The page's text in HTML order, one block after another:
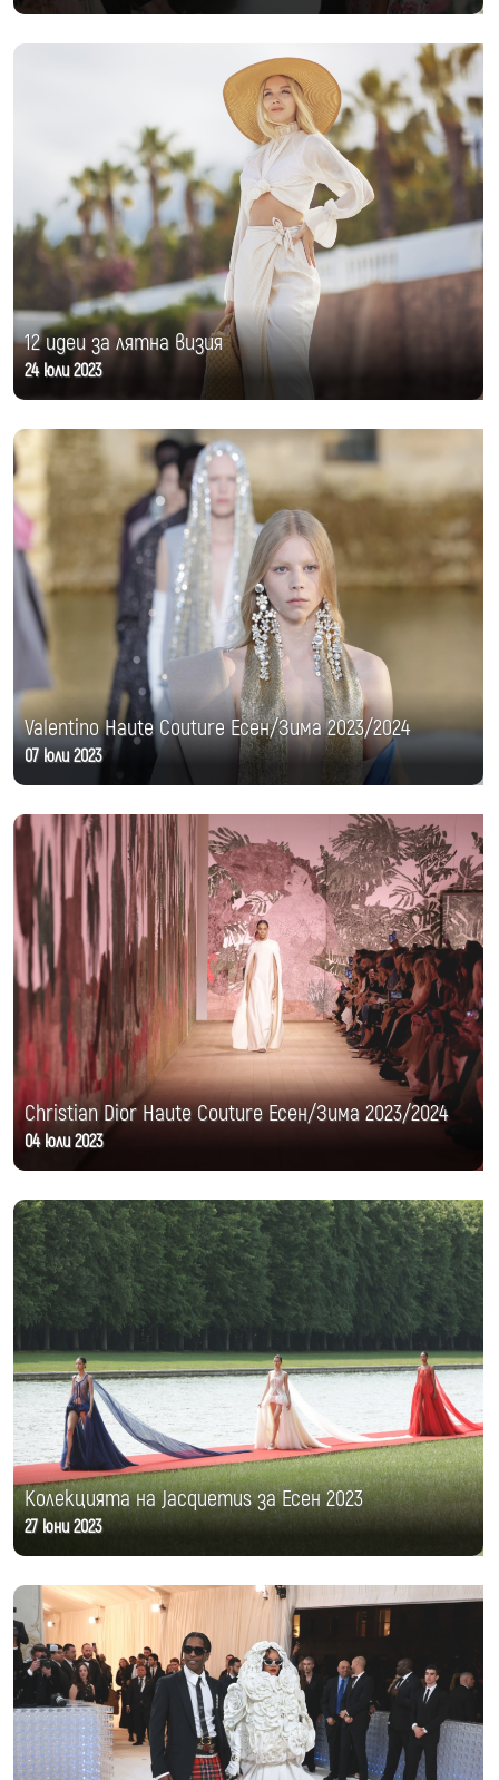
12 идеи за лятна визия
24 юли 2023
Valentino Haute Couture Есен/Зима 2023/2024
07 юли 2023
Christian Dior Haute Couture Есен/Зима 2023/2024
04 юли 2023
Колекцията на Jacquemus за Есен 2023
27 юни 2023